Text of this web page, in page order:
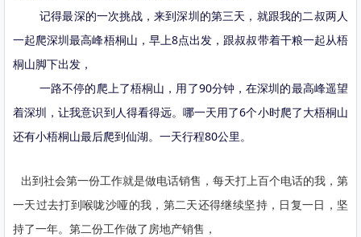
记得最深的一次挑战，来到深圳的第三天，就跟我的二叔两人
一起爬深圳最高峰梧桐山，早上8点出发，跟叔叔带着干粮一起从梧
桐山脚下出发，
一路不停的爬上了梧桐山，用了90分钟，在深圳的最高峰遥望
着深圳，让我意识到人得看得远。哪一天用了6个小时爬了大梧桐山
还有小梧桐山最后爬到仙湖。一天行程80公里。
出到社会第一份工作就是做电话销售，每天打上百个电话的我，第
一天过去打到喉咙沙哑的我，第二天还得继续坚持，日复一日，坚
持了一年。第二份工作做了房地产销售，